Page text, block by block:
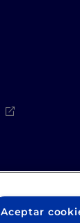
Aceptar